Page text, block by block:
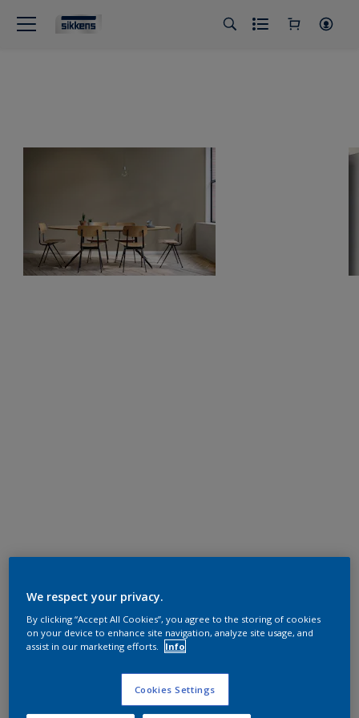
We respect your privacy.
By clicking “Accept All Cookies”, you agree to the storing of cookies
on your device to enhance site navigation, analyze site usage, and
assist in our marketing efforts.
Info
Cookies Settings